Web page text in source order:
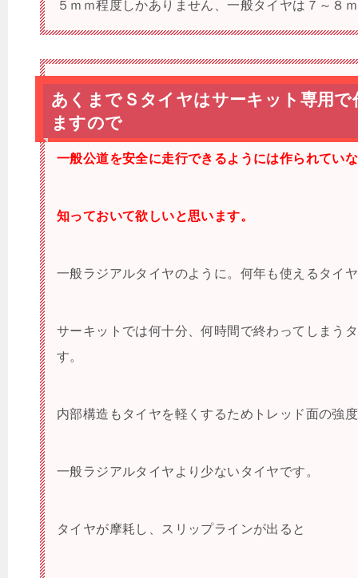
５ｍｍ程度しかありません、一般タイヤは７～８
あくまでＳタイヤはサーキット専用で
ますので
一般公道を安全に走行できるようには作られてい
知っておいて欲しいと思います。
一般ラジアルタイヤのように。何年も使えるタイ
サーキットでは何十分、何時間で終わってしまう
す。
内部構造もタイヤを軽くするためトレッド面の強
一般ラジアルタイヤより少ないタイヤです。
タイヤが摩耗し、スリップラインが出ると